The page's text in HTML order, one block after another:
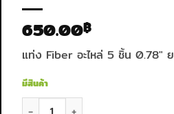
650.00฿
แท่ง Fiber อะไหล่ 5 ชิ้น 0.78″
มีสินค้า
จำนวน แท่ง Fiber อะไหล่ 0.078"